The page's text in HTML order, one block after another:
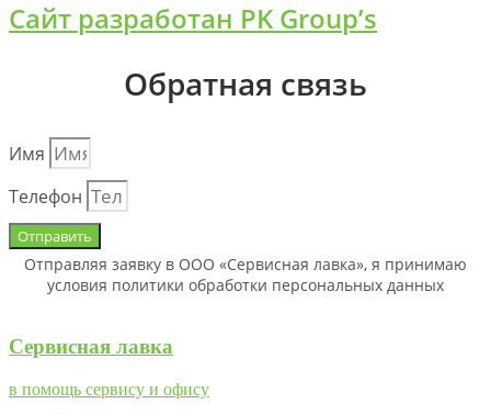
Сайт разработан PK Group’s
Обратная связь
Имя
Телефон
Отправить
Отправляя заявку в ООО «Сервисная лавка», я принимаю
условия политики обработки персональных данных
Сервисная лавка
в помощь сервису и офису